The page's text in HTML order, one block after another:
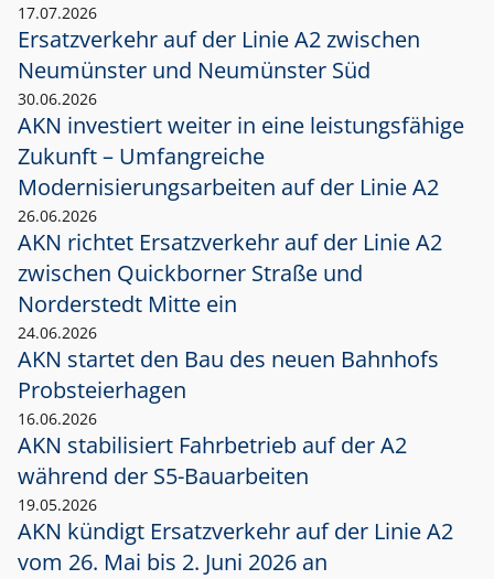
17.07.2026
Ersatzverkehr auf der Linie A2 zwischen
Neumünster und Neumünster Süd
30.06.2026
AKN investiert weiter in eine leistungsfähige
Zukunft – Umfangreiche
Modernisierungsarbeiten auf der Linie A2
26.06.2026
AKN richtet Ersatzverkehr auf der Linie A2
zwischen Quickborner Straße und
Norderstedt Mitte ein
24.06.2026
AKN startet den Bau des neuen Bahnhofs
Probsteierhagen
16.06.2026
AKN stabilisiert Fahrbetrieb auf der A2
während der S5-Bauarbeiten
19.05.2026
AKN kündigt Ersatzverkehr auf der Linie A2
vom 26. Mai bis 2. Juni 2026 an